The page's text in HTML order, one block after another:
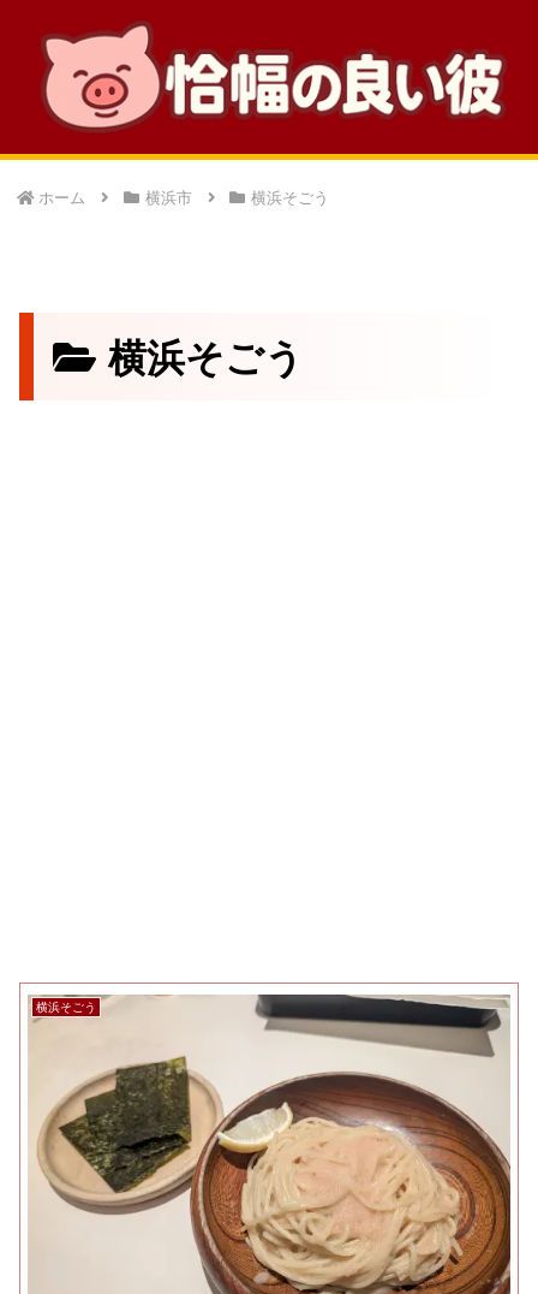
ホーム 横浜市 横浜そごう
横浜そごう
横浜そごう